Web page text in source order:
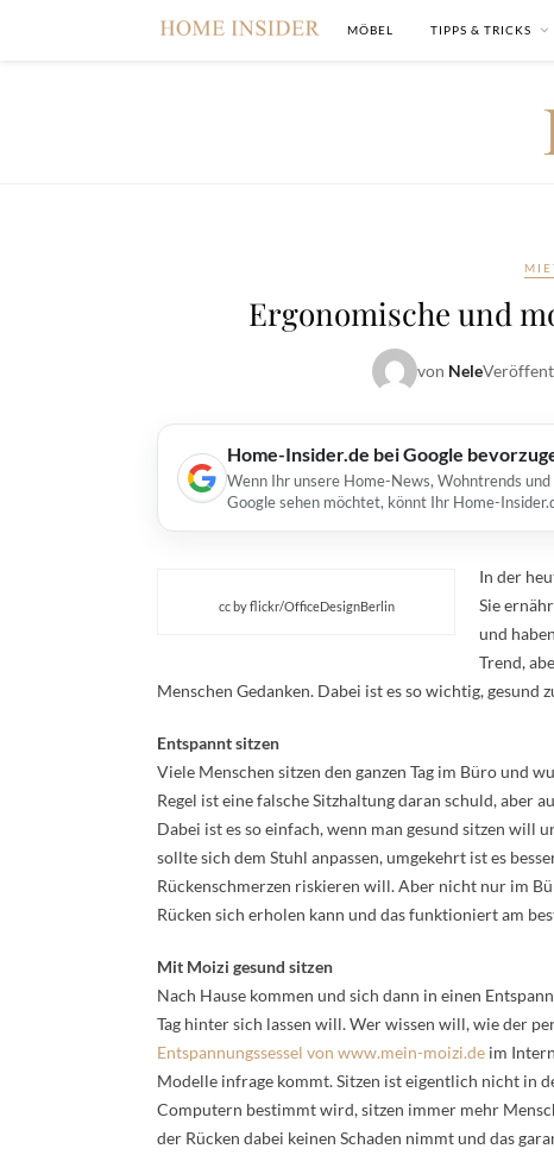
MÖBEL TIPPS & TRICKS
Ergonomische und
von Nele
Home-Insider.de bei Google
Wenn Ihr unsere Home-News, Wohntrends
Google sehen möchtet, könnt Ihr Home-
cc by flickr/OfficeDesignBerlin
In der
Sie
und
Trend,
Menschen Gedanken. Dabei ist es so wichtig, gesund
Entspannt sitzen
Viele Menschen sitzen den ganzen Tag im Büro und
Regel ist eine falsche Sitzhaltung daran schuld, aber
Dabei ist es so einfach, wenn man gesund sitzen will
sollte sich dem Stuhl anpassen, umgekehrt ist es
Rückenschmerzen riskieren will. Aber nicht nur im
Rücken sich erholen kann und das funktioniert am
Mit Moizi gesund sitzen
Nach Hause kommen und sich dann in einen
Tag hinter sich lassen will. Wer wissen will, wie der
Entspannungssessel von www.mein-moizi.de im
Modelle infrage kommt. Sitzen ist eigentlich nicht in
Computern bestimmt wird, sitzen immer mehr
der Rücken dabei keinen Schaden nimmt und das